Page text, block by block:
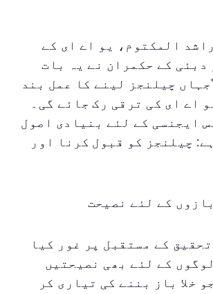
المکتوم، یو اے ای کے
دبئی کے حکمران نے یہ بات
چیلنجز لینے کا عمل بند
اے ای کی ترقی رک جائے گی۔
ایجنسی کے لئے بنیادی اصول
چیلنجز کو قبول کرنا اور
کے لئے نصیحت
تحقیق کے مستقبل پر غور کیا
کے لئے بھی نصیحتیں
خلا باز بننے کی تیاری کر